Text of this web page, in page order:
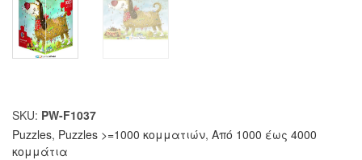
SKU: PW-F1037
Puzzles, Puzzles >=1000 κομματιών, Από 1000 έως 4000
κομμάτια